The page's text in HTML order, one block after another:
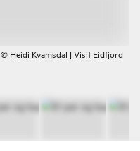
© Heidi Kvamsdal | Visit Eidfjord